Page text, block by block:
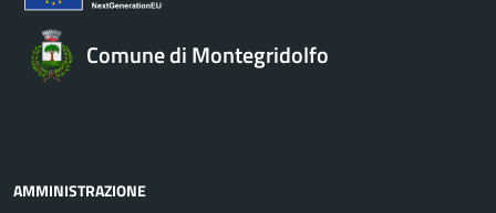
Comune di Montegridolfo
AMMINISTRAZIONE